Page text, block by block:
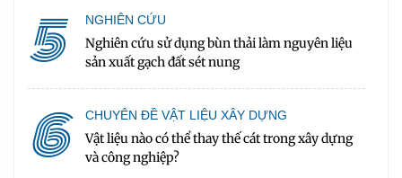
5 NGHIÊN CỨU
Nghiên cứu sử dụng bùn thải làm nguyên liệu
sản xuất gạch đất sét nung
6 CHUYÊN ĐỀ VẬT LIỆU XÂY DỰNG
Vật liệu nào có thể thay thế cát trong xây dựng
và công nghiệp?